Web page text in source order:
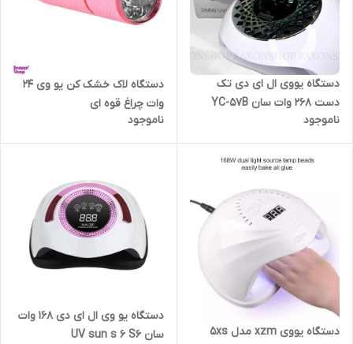
دستگاه یووی ال ای دی تک
دست 268 وات سان YC-57B
ناموجود
دستگاه لاک خشک کن یو وی ۲۴
وات چراغ قوه ای
ناموجود
دستگاه یووی xzm مدل 5xs
دستگاه یو وی ال ای دی 168 وات
سان UV sun s 6 S6